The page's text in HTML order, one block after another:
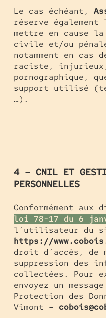
Le cas échéant,
réserve
mettre en cause
civile et/ou
notamment en cas
raciste,
pornographique,
support utilisé
…).
4 – CNIL ET
PERSONNELLES
Conformément aux
loi 78-17 du 6
l’utilisateur du
https://
droit d’accès, de
suppression des
collectées. Pour
envoyez un
Protection des
Vimont – cobois